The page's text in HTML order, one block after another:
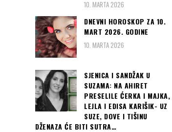
10. MARTA 2026
DNEVNI HOROSKOP ZA 10.
MART 2026. GODINE
10. MARTA 2026
SJENICA I SANDŽAK U
SUZAMA: NA AHIRET
PRESELILE ĆERKA I MAJKA,
LEJLA I EDISA KARIŠIK- UZ
SUZE, DOVE I TIŠINU
DŽENAZA ĆE BITI SUTRA…